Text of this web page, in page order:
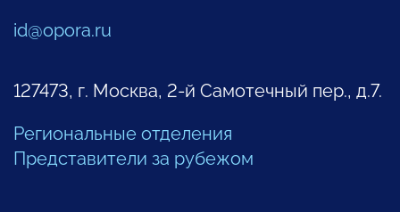
id@opora.ru
127473, г. Москва, 2-й Самотечный пер., д.7.
Региональные отделения
Представители за рубежом